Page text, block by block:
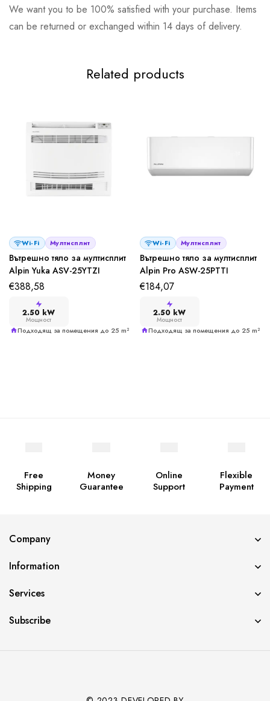
We want you to be 100% satisfied with your purchase. Items
can be returned or exchanged within 14 days of delivery.
Related products
Wi-Fi Мултисплит
Вътрешно тяло за мултисплит
Alpin Yuka ASV-25YTZI
€388,58
2.50 kW
Мощност
Подходящ за помещения до 25 m²
Wi-Fi Мултисплит
Вътрешно тяло за мултисплит
Alpin Pro ASW-25PTTI
€184,07
2.50 kW
Мощност
Подходящ за помещения до 25 m²
Free
Shipping
Money
Guarantee
Online
Support
Flexible
Payment
Company
Information
Services
Subscribe